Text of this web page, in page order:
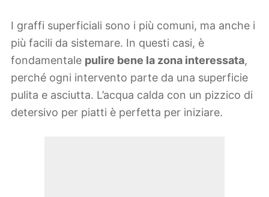
I graffi superficiali sono i più comuni, ma anche i
più facili da sistemare. In questi casi, è
fondamentale pulire bene la zona interessata,
perché ogni intervento parte da una superficie
pulita e asciutta. L’acqua calda con un pizzico di
detersivo per piatti è perfetta per iniziare.